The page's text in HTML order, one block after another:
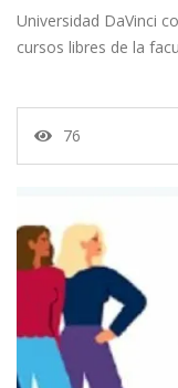
Universidad DaVinci
cursos libres de la
76